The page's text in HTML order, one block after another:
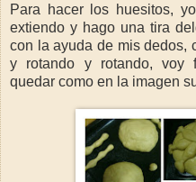
Para hacer los huesitos,
extiendo y hago una tira
con la ayuda de mis dedos,
y rotando y rotando, voy
quedar como en la imagen